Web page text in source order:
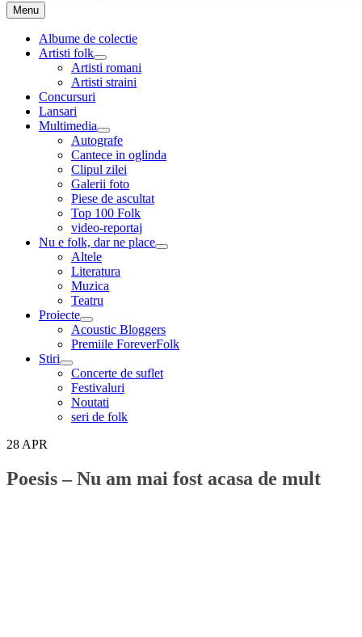
Menu Skip
to
content
Albume de colectie
Artisti folk
expand
child
menu
Artisti romani
Artisti straini
Concursuri
Lansari
Multimedia
expand
child
menu
Autografe
Cantece in oglinda
Clipul zilei
Galerii foto
Piese de ascultat
Top 100 Folk
video-reportaj
Nu e folk, dar ne place
expand
Altele
Literatura
Muzica
Teatru
Proiecte
expand
child
menu
Acoustic Bloggers
Premiile ForeverFolk
Stiri
expand
child
menu
Concerte de suflet
Festivaluri
Noutati
seri de folk
28 APR
Poesis – Nu am mai fost acasa de mult